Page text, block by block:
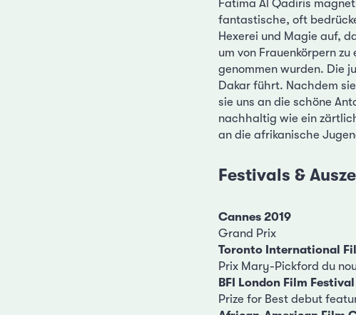
Fatima Al Qadiris
fantastische, oft
Hexerei und Magie auf,
um von Frauenkörpern
genommen wurden. Die
Dakar führt. Nachdem
sie uns an die schöne
nachhaltig wie ein
an die afrikanische
Festivals &
Cannes 2019
Grand Prix
Toronto International
Prix Mary-Pickford du
BFI London Film Festival
Prize for Best debut